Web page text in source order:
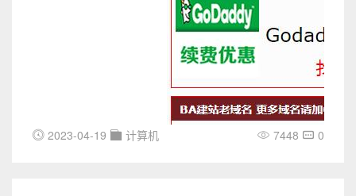
7448 0
2023-04-19 计算机